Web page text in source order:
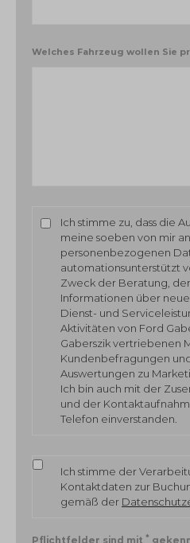
Welches Fahrzeug wollen Sie
Ich stimme zu, dass die
meine soeben von mir
personenbezogenen
automationsunterstützt
Zweck der Beratung,
Informationen über
Dienst- und
Aktivitäten von Ford
Gaberszik vertriebenen
Kundenbefragungen
Auswertungen zu
Ich bin auch mit der
und der
Telefon einverstanden.
Ich stimme der
Kontaktdaten zur
gemäß der
Pflichtfelder sind mit *